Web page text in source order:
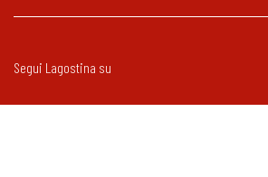
Segui Lagostina su